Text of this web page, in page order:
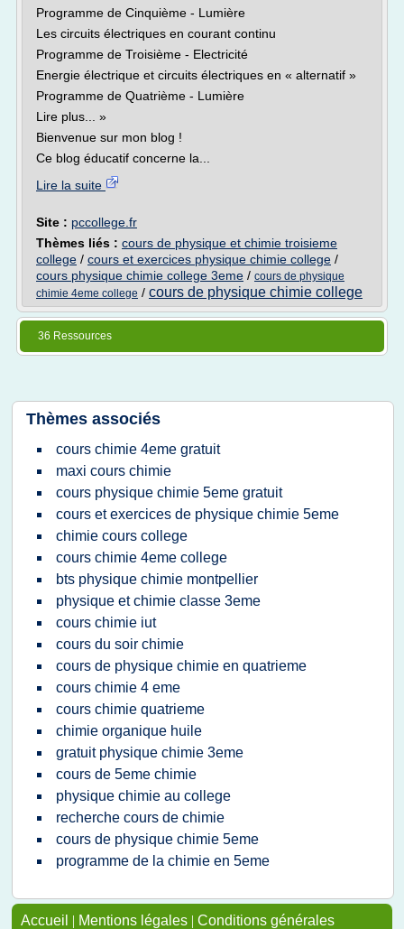
Programme de Cinquième - Lumière
Les circuits électriques en courant continu
Programme de Troisième - Electricité
Energie électrique et circuits électriques en « alternatif »
Programme de Quatrième - Lumière
Lire plus... »
Bienvenue sur mon blog !
Ce blog éducatif concerne la...
Lire la suite
Site : pccollege.fr
Thèmes liés : cours de physique et chimie troisieme
college / cours et exercices physique chimie college /
cours physique chimie college 3eme / cours de physique
chimie 4eme college / cours de physique chimie college
36 Ressources
Thèmes associés
cours chimie 4eme gratuit
maxi cours chimie
cours physique chimie 5eme gratuit
cours et exercices de physique chimie 5eme
chimie cours college
cours chimie 4eme college
bts physique chimie montpellier
physique et chimie classe 3eme
cours chimie iut
cours du soir chimie
cours de physique chimie en quatrieme
cours chimie 4 eme
cours chimie quatrieme
chimie organique huile
gratuit physique chimie 3eme
cours de 5eme chimie
physique chimie au college
recherche cours de chimie
cours de physique chimie 5eme
programme de la chimie en 5eme
Accueil | Mentions légales | Conditions générales